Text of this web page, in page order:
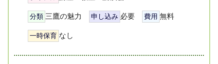
分類 三鷹の魅力 申し込み 必要 費用 無料
一時保育 なし